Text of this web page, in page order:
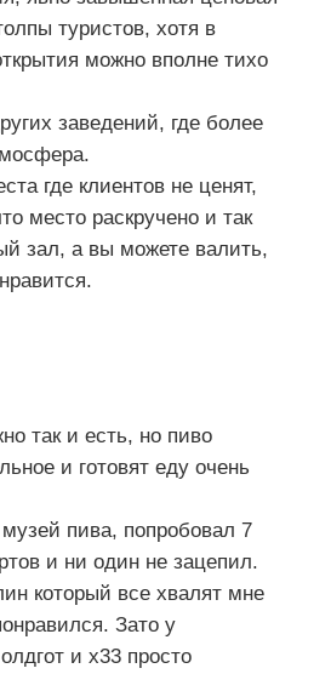
туристов, хотя в
можно вполне тихо
заведений, где более
где клиентов не ценят,
место раскручено и так
зал, а вы можете валить,
так и есть, но пиво
и готовят еду очень
пива, попробовал 7
и ни один не зацепил.
который все хвалят мне
Зато у
и х33 просто